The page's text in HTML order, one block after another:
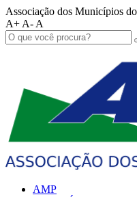
Associação dos Municípios
A+ A- A
AMP